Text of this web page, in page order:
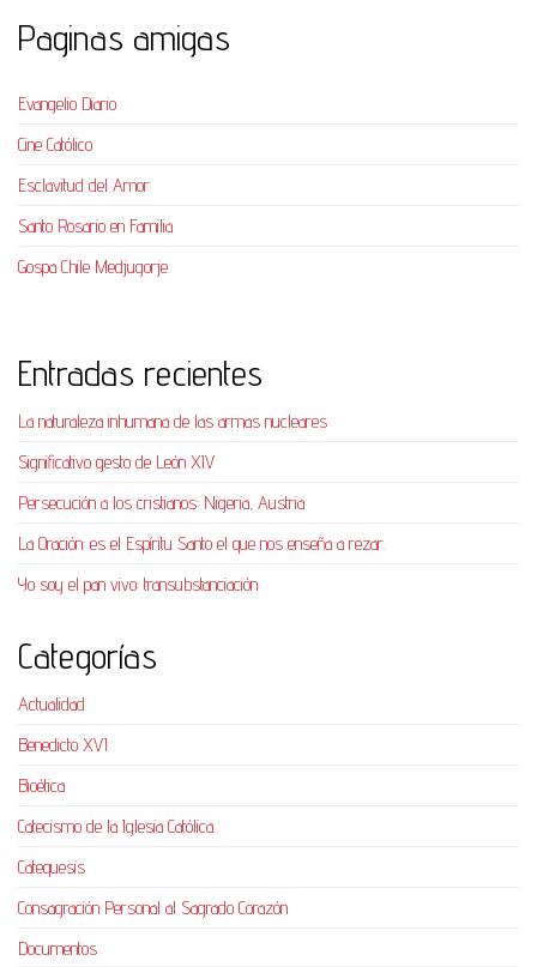
Paginas amigas
Evangelio Diario
Cine Católico
Esclavitud del Amor
Santo Rosario en Familia
Gospa Chile Medjugorje
Entradas recientes
La naturaleza inhumana de las armas nucleares
Significativo gesto de León XIV
Persecución a los cristianos: Nigeria, Austria
La Oración: es el Espíritu Santo el que nos enseña a rezar.
Yo soy el pan vivo: transubstanciación
Categorías
Actualidad
Benedicto XVI
Bioética
Catecismo de la Iglesia Católica
Catequesis
Consagración Personal al Sagrado Corazón
Documentos